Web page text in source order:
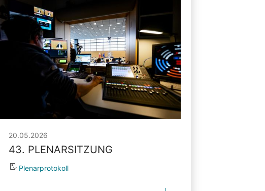
20.05.2026
43. PLENARSITZUNG
Plenarprotokoll